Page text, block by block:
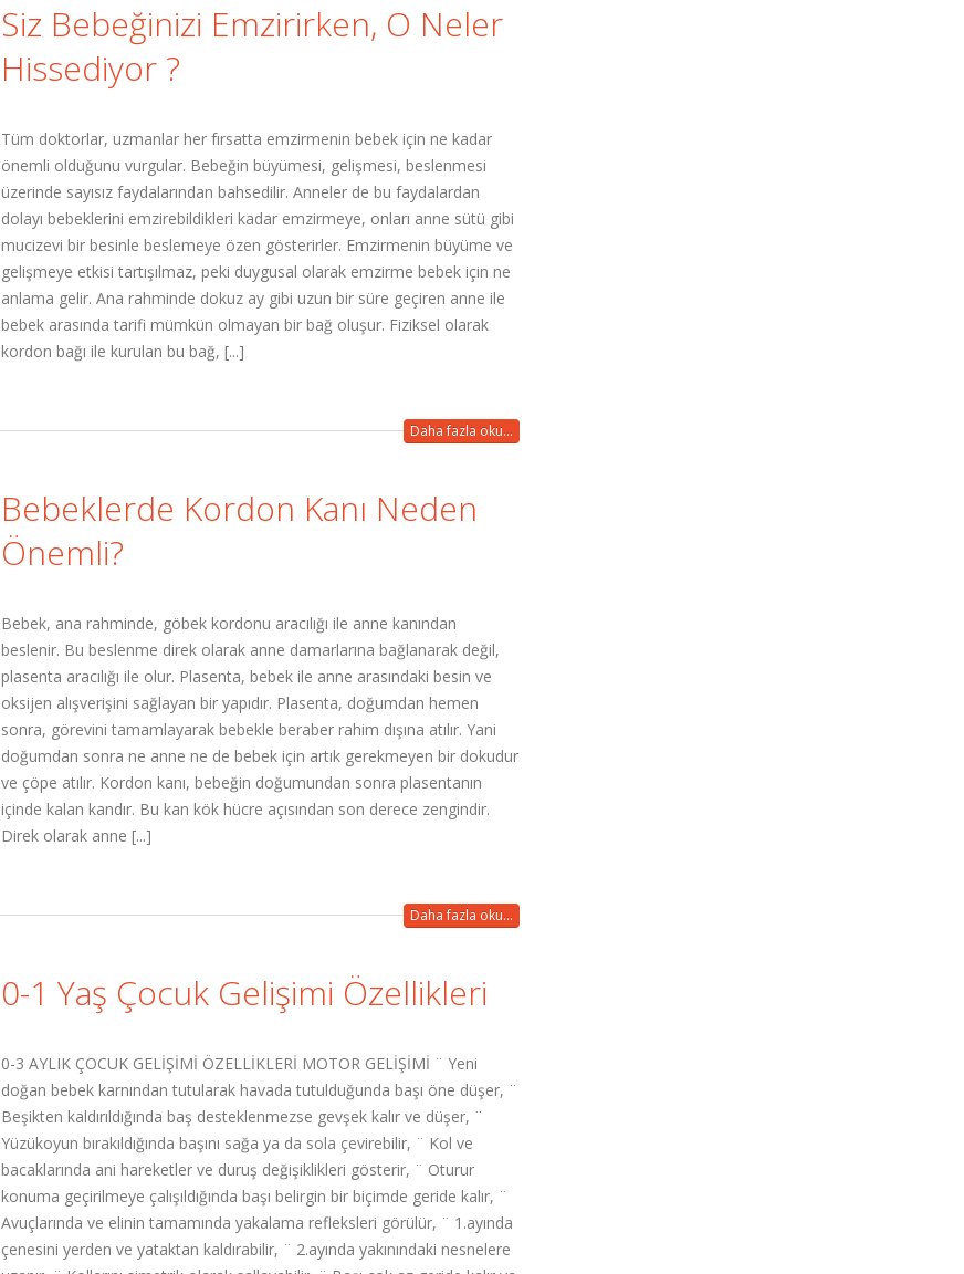
Siz Bebeğinizi Emzirirken, O Neler
Hissediyor ?
Tüm doktorlar, uzmanlar her fırsatta emzirmenin bebek için ne kadar
önemli olduğunu vurgular. Bebeğin büyümesi, gelişmesi, beslenmesi
üzerinde sayısız faydalarından bahsedilir. Anneler de bu faydalardan
dolayı bebeklerini emzirebildikleri kadar emzirmeye, onları anne sütü gibi
mucizevi bir besinle beslemeye özen gösterirler. Emzirmenin büyüme ve
gelişmeye etkisi tartışılmaz, peki duygusal olarak emzirme bebek için ne
anlama gelir. Ana rahminde dokuz ay gibi uzun bir süre geçiren anne ile
bebek arasında tarifi mümkün olmayan bir bağ oluşur. Fiziksel olarak
kordon bağı ile kurulan bu bağ, [...]
Daha fazla oku...
Bebeklerde Kordon Kanı Neden
Önemli?
Bebek, ana rahminde, göbek kordonu aracılığı ile anne kanından
beslenir. Bu beslenme direk olarak anne damarlarına bağlanarak değil,
plasenta aracılığı ile olur. Plasenta, bebek ile anne arasındaki besin ve
oksijen alışverişini sağlayan bir yapıdır. Plasenta, doğumdan hemen
sonra, görevini tamamlayarak bebekle beraber rahim dışına atılır. Yani
doğumdan sonra ne anne ne de bebek için artık gerekmeyen bir dokudur
ve çöpe atılır. Kordon kanı, bebeğin doğumundan sonra plasentanın
içinde kalan kandır. Bu kan kök hücre açısından son derece zengindir.
Direk olarak anne [...]
Daha fazla oku...
0-1 Yaş Çocuk Gelişimi Özellikleri
0-3 AYLIK ÇOCUK GELİŞİMİ ÖZELLİKLERİ MOTOR GELİŞİMİ ¨ Yeni
doğan bebek karnından tutularak havada tutulduğunda başı öne düşer, ¨
Beşikten kaldırıldığında baş desteklenmezse gevşek kalır ve düşer, ¨
Yüzükoyun bırakıldığında başını sağa ya da sola çevirebilir, ¨ Kol ve
bacaklarında ani hareketler ve duruş değişiklikleri gösterir, ¨ Oturur
konuma geçirilmeye çalışıldığında başı belirgin bir biçimde geride kalır, ¨
Avuçlarında ve elinin tamamında yakalama refleksleri görülür, ¨ 1.ayında
çenesini yerden ve yataktan kaldırabilir, ¨ 2.ayında yakınındaki nesnelere